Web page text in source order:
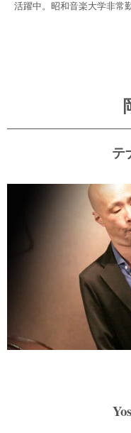
活躍中。昭和音楽大学非常
テ